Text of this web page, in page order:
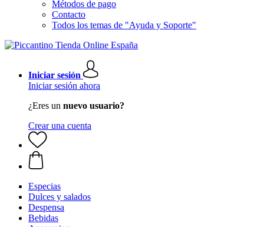
Métodos de pago
Contacto
Todos los temas de "Ayuda y Soporte"
Iniciar sesión
Iniciar sesión ahora
¿Eres un nuevo usuario?
Crear una cuenta
Especias
Dulces y salados
Despensa
Bebidas